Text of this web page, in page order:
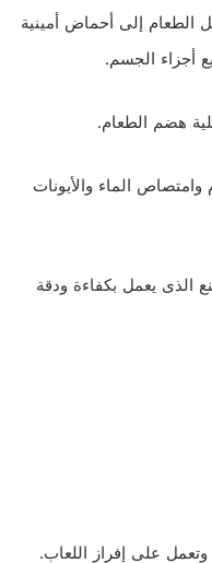
الطعام إلى أحماض أمينية
أجزاء الجسم.
هضم الطعام.
الماء والأيونات
الذى يعمل بكفاءة ودقة
على إفراز اللعاب.